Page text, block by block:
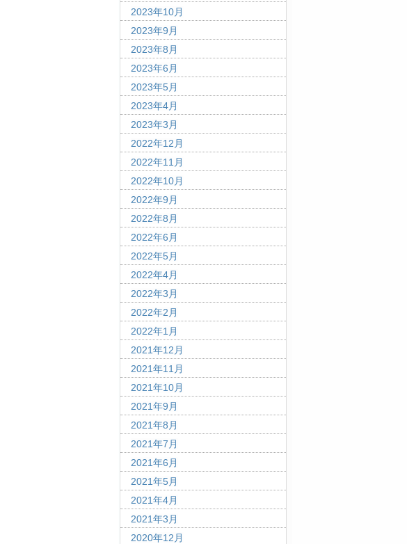
2023年10月
2023年9月
2023年8月
2023年6月
2023年5月
2023年4月
2023年3月
2022年12月
2022年11月
2022年10月
2022年9月
2022年8月
2022年6月
2022年5月
2022年4月
2022年3月
2022年2月
2022年1月
2021年12月
2021年11月
2021年10月
2021年9月
2021年8月
2021年7月
2021年6月
2021年5月
2021年4月
2021年3月
2020年12月